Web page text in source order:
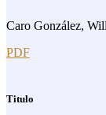
Caro González,
PDF
Titulo